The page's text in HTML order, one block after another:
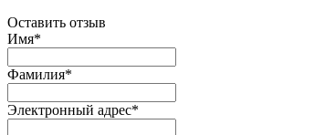
Оставить отзыв
Имя*
Фамилия*
Электронный адрес*